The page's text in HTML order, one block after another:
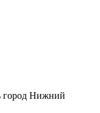
город Нижний